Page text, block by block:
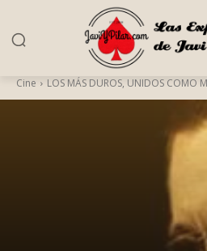
Cine LOS MÁS DUROS, UNIDOS COMO